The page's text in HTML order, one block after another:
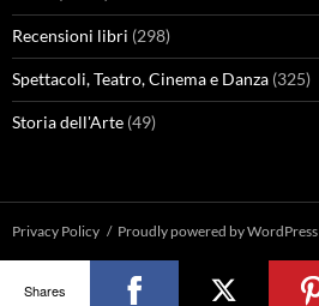
Recensioni libri (298)
Spettacoli, Teatro, Cinema e Danza (325)
Storia dell'Arte (49)
Privacy Policy Proudly powered by WordPress
Shares